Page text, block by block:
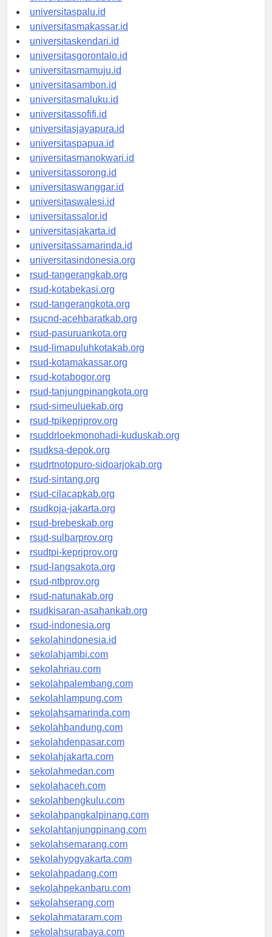
universitasmanado.id
universitaspalu.id
universitasmakassar.id
universitaskendari.id
universitasgorontalo.id
universitasmamuju.id
universitasambon.id
universitasmaluku.id
universitassofifi.id
universitasjayapura.id
universitaspapua.id
universitasmanokwari.id
universitassorong.id
universitaswanggar.id
universitaswalesi.id
universitassalor.id
universitasjakarta.id
universitassamarinda.id
universitasindonesia.org
rsud-tangerangkab.org
rsud-kotabekasi.org
rsud-tangerangkota.org
rsucnd-acehbaratkab.org
rsud-pasuruankota.org
rsud-limapuluhkotakab.org
rsud-kotamakassar.org
rsud-kotabogor.org
rsud-tanjungpinangkota.org
rsud-simeuluekab.org
rsud-tpikepriprov.org
rsuddrloekmonohadi-kuduskab.org
rsudksa-depok.org
rsudrtnotopuro-sidoarjokab.org
rsud-sintang.org
rsud-cilacapkab.org
rsudkoja-jakarta.org
rsud-brebeskab.org
rsud-sulbarprov.org
rsudtpi-kepriprov.org
rsud-langsakota.org
rsud-ntbprov.org
rsud-natunakab.org
rsudkisaran-asahankab.org
rsud-indonesia.org
sekolahindonesia.id
sekolahjambi.com
sekolahriau.com
sekolahpalembang.com
sekolahlampung.com
sekolahsamarinda.com
sekolahbandung.com
sekolahdenpasar.com
sekolahjakarta.com
sekolahmedan.com
sekolahaceh.com
sekolahbengkulu.com
sekolahpangkalpinang.com
sekolahtanjungpinang.com
sekolahsemarang.com
sekolahyogyakarta.com
sekolahpadang.com
sekolahpekanbaru.com
sekolahserang.com
sekolahmataram.com